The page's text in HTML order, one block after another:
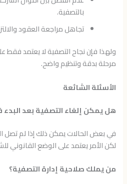
بالتصفية.
تجاهل مراجعة العقود
ولهذا فإن نجاح التصفية لا يعتمد فقط
مرحلة بدقة وتنظيم واضح.
الأسئلة الشائعة
هل يمكن إلغاء التصفية بعد البدء
في بعض الحالات يمكن ذلك إذا لم تصل
لكن الأمر يعتمد على الوضع القانوني
من يملك صلاحية إدارة التصفية؟